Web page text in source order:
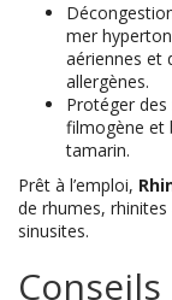
mer
aériennes et
allergènes.
Protéger des
filmogène et
tamarin.
Prêt à l’emploi,
de rhumes,
sinusites.